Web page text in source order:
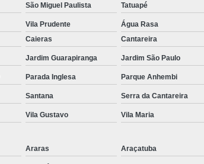
Pirulito de
São Miguel Paulista Tatuapé
Vila Prudente
Água Rasa
Caieras Cantareira
Jardim Guarapiranga Jardim São Paulo
Parada Inglesa Parque Anhembi
Santana Serra da Cantareira
Vila Gustavo Vila Maria
Araras Araçatuba